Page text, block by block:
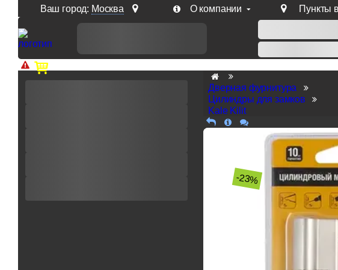
Ваш город: Москва О компании Пункты
Доп. скидка от цен на сайте 7% при заказе от 50 тыс. руб
Дверная фурнитура
Цилиндры для замков
Kale Kilit
-23%